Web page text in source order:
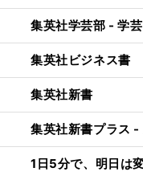
集英社学芸部 - 学
集英社ビジネス書
集英社新書
集英社新書プラス -
1日5分で、明日は